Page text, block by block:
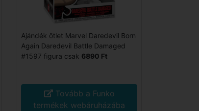
Ajándék ötlet Marvel Daredevil Born
Again Daredevil Battle Damaged
#1597 figura csak 6890 Ft
Tovább a Funko
termékek webáruházába